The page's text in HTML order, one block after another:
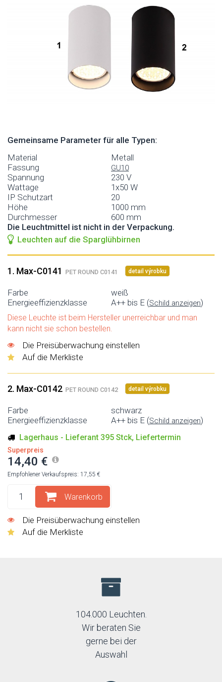
Gemeinsame Parameter für alle Typen:
Material
Metall
Fassung
GU10
Spannung
230 V
Wattage
1x50 W
IP Schutzart
20
Höhe
1000 mm
Durchmesser
600 mm
Die Leuchtmittel ist nicht in der Verpackung.
Leuchten auf die Sparglühbirnen
1. Max-C0141 PET ROUND C0141 detail výrobku
Farbe
weiß
Energieeffizienzklasse
A++ bis E (Schild anzeigen)
Diese Leuchte ist beim Hersteller unerreichbar und man
kann nicht sie schon bestellen.
Die Preisüberwachung einstellen
Auf die Merkliste
2. Max-C0142 PET ROUND C0142 detail výrobku
Farbe
schwarz
Energieeffizienzklasse
A++ bis E (Schild anzeigen)
Lagerhaus - Lieferant 395 Stck, Liefertermin
Superpreis
14,40 €
Empfohlener Verkaufspreis: 17,55 €
Warenkorb
Die Preisüberwachung einstellen
Auf die Merkliste
104.000 Leuchten.
Wir beraten Sie
gerne bei der
Auswahl